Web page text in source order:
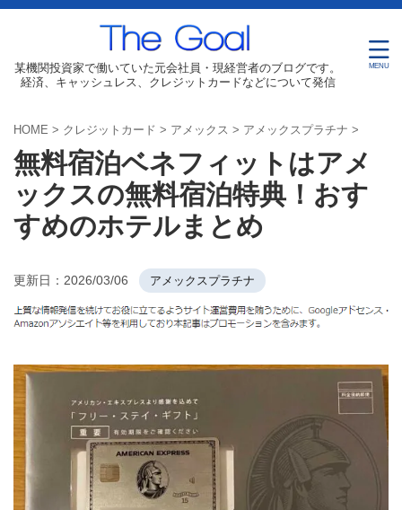
某機関投資家で働いていた元会社員・現経営者のブログです。
経済、キャッシュレス、クレジットカードなどについて発信
HOME > クレジットカード > アメックス > アメックスプラチナ >
無料宿泊ベネフィットはアメ
ックスの無料宿泊特典！おす
すめのホテルまとめ
更新日： 2026/03/06 アメックスプラチナ